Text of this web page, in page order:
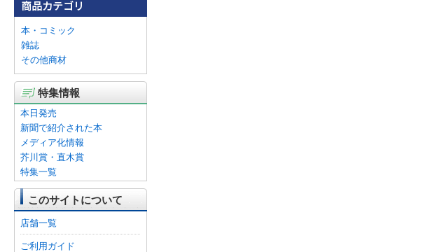
本・コミック
雑誌
その他商材
特集情報
本日発売
新聞で紹介された本
メディア化情報
芥川賞・直木賞
特集一覧
このサイトについて
店舗一覧
ご利用ガイド